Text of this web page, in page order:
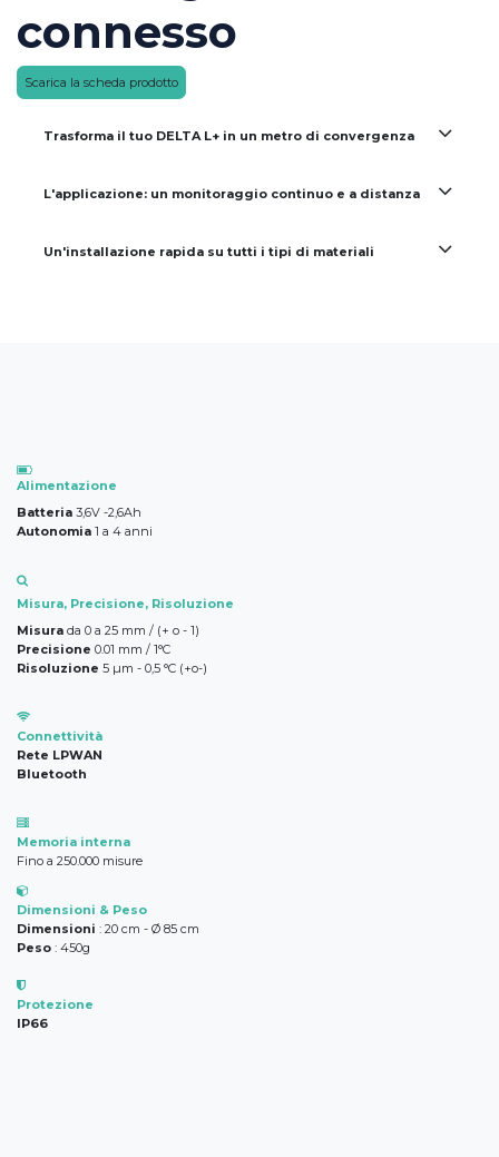
connesso
Scarica la scheda prodotto
Trasforma il tuo DELTA L+ in un metro di convergenza
L'applicazione: un monitoraggio continuo e a distanza
Un'installazione rapida su tutti i tipi di materiali
Alimentazione
Batteria 3,6V -2,6Ah
Autonomia 1 a 4 anni
Misura, Precisione, Risoluzione
Misura da 0 a 25 mm / (+ o - 1)
Precisione 0.01 mm / 1°C
Risoluzione ​5 µm - 0,5 °C (+o-)
Connettività
Rete LPWAN
Bluetooth
Memoria interna
Fino a 250.000 misure
Dimensioni & Peso
Dimensioni : 20 cm - Ø 85 cm
Peso : 450g
Protezione
IP66